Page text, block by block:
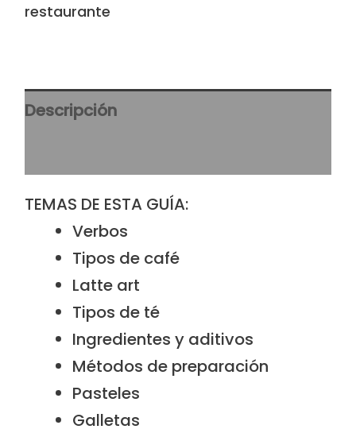
restaurante
Descripción
TEMAS DE ESTA GUÍA:
Verbos
Tipos de café
Latte art
Tipos de té
Ingredientes y aditivos
Métodos de preparación
Pasteles
Galletas